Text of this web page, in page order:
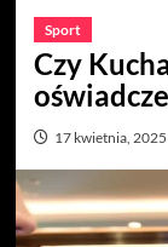
Sport
Czy
17 kwietnia, 2025